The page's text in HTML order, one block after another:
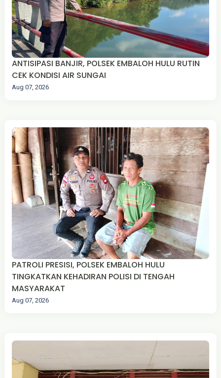
ANTISIPASI BANJIR, POLSEK EMBALOH HULU RUTIN
CEK KONDISI AIR SUNGAI
Aug 07, 2026
PATROLI PRESISI, POLSEK EMBALOH HULU
TINGKATKAN KEHADIRAN POLISI DI TENGAH
MASYARAKAT
Aug 07, 2026